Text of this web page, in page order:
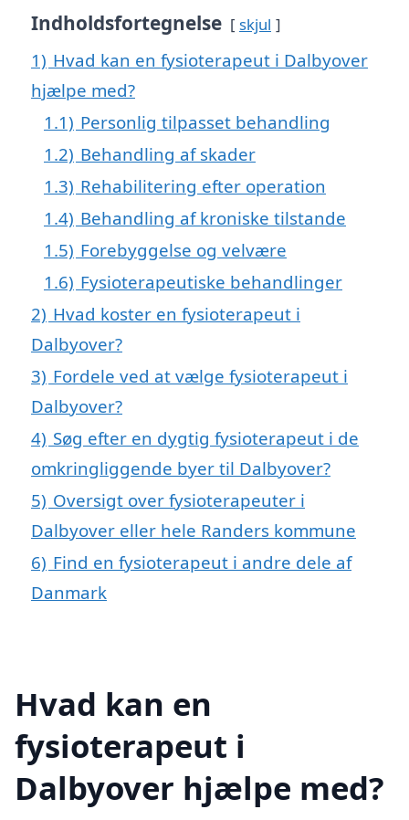
Indholdsfortegnelse skjul
1) Hvad kan en fysioterapeut i Dalbyover
hjælpe med?
1.1) Personlig tilpasset behandling
1.2) Behandling af skader
1.3) Rehabilitering efter operation
1.4) Behandling af kroniske tilstande
1.5) Forebyggelse og velvære
1.6) Fysioterapeutiske behandlinger
2) Hvad koster en fysioterapeut i
Dalbyover?
3) Fordele ved at vælge fysioterapeut i
Dalbyover?
4) Søg efter en dygtig fysioterapeut i de
omkringliggende byer til Dalbyover?
5) Oversigt over fysioterapeuter i
Dalbyover eller hele Randers kommune
6) Find en fysioterapeut i andre dele af
Danmark
Hvad kan en
fysioterapeut i
Dalbyover hjælpe med?